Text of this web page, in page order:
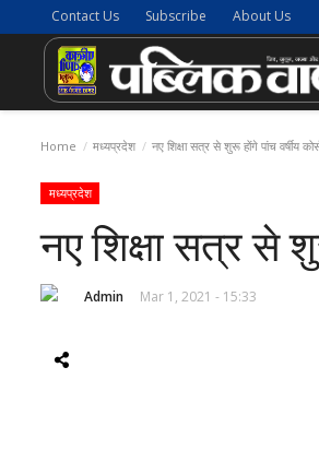
Contact Us Subscribe About Us
Home मध्यप्रदेश नए शिक्षा सत्र से शुरू होंगे पांच वर्षीय
मध्यप्रदेश
नए शिक्षा सत्र से
Admin Mar 1, 2021 - 15:33